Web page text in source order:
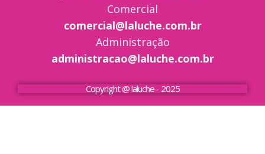
Comercial
comercial@laluche.com.br
Administração
administracao@laluche.com.br
Copyright @ laluche - 2025